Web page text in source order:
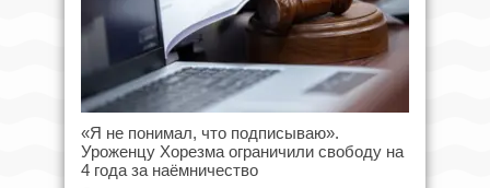
«Я не понимал, что подписываю».
Уроженцу Хорезма ограничили свободу на
4 года за наёмничество